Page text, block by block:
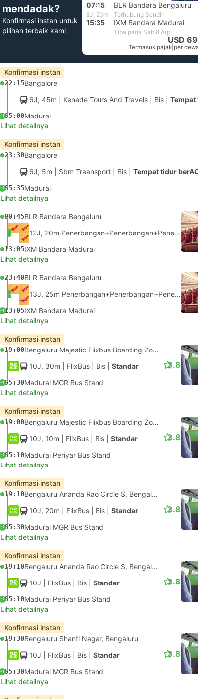
mendadak?
Konfirmasi instan untuk
pilihan terbaik kami
07:15 BLR Bandara Bengaluru
8J, 20m Terhubung Sendiri
15:35 IXM Bandara Madurai
Tiba pada Sab 8 Agt
USD 69
Termasuk pajak per
Konfirmasi instan
22:15Bangalore
6J, 45m | Kenede Tours And Travels Bis Tempat
+105:00Madurai
Lihat detailnya
Konfirmasi instan
23:30Bangalore
6J, 5m | Sbm Traansport Bis Tempat tidur
+105:35Madurai
Lihat detailnya
00:45BLR Bandara Bengaluru
12J, 20m Penerbangan+Penerbangan+Penerbangan.
13:05IXM Bandara Madurai
Lihat detailnya
23:40BLR Bandara Bengaluru
13J, 25m Penerbangan+Penerbangan+Penerbangan.
+113:05IXM Bandara Madurai
Lihat detailnya
Konfirmasi instan
19:00
Bengaluru Majestic Flixbus Boarding Zone, Bengaluru
10J, 30m | FlixBus Bis Standar
+105:30Madurai MGR Bus Stand
3.8
Lihat detailnya
Konfirmasi instan
19:00
Bengaluru Majestic Flixbus Boarding Zone, Bengaluru
10J, 10m | FlixBus Bis Standar
+105:10Madurai Periyar Bus Stand
3.8
Lihat detailnya
Konfirmasi instan
19:10
Bengaluru Ananda Rao Circle S, Bengaluru
10J, 20m | FlixBus Bis Standar
+105:30Madurai MGR Bus Stand
3.8
Lihat detailnya
Konfirmasi instan
19:10
Bengaluru Ananda Rao Circle S, Bengaluru
10J | FlixBus Bis Standar
+105:10Madurai Periyar Bus Stand
3.8
Lihat detailnya
Konfirmasi instan
19:30Bengaluru Shanti Nagar, Bengaluru
10J | FlixBus Bis Standar
+105:30Madurai MGR Bus Stand
3.8
Lihat detailnya